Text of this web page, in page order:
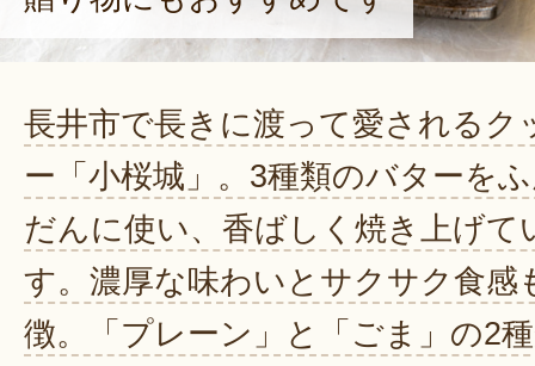
長井市で長きに渡って愛されるク
ー「小桜城」。3種類のバターを
だんに使い、香ばしく焼き上げて
す。濃厚な味わいとサクサク食感
徴。「プレーン」と「ごま」の2